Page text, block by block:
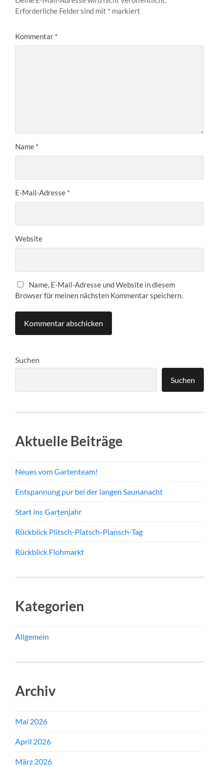
Erforderliche Felder sind mit * markiert
Kommentar *
Name *
E-Mail-Adresse *
Website
Name, E-Mail-Adresse und Website in diesem
Browser für meinen nächsten Kommentar speichern.
Suchen
Suchen
Aktuelle Beiträge
Neues vom Gartenteam!
Entspannung pur bei der langen Saunanacht
Start ins Gartenjahr
Rückblick Plitsch-Platsch-Plansch-Tag
Rückblick Flohmarkt
Kategorien
Allgemein
Archiv
Mai 2026
April 2026
März 2026